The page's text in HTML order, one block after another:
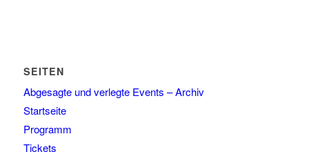
SEITEN
Abgesagte und verlegte Events – Archiv
Startseite
Programm
Tickets